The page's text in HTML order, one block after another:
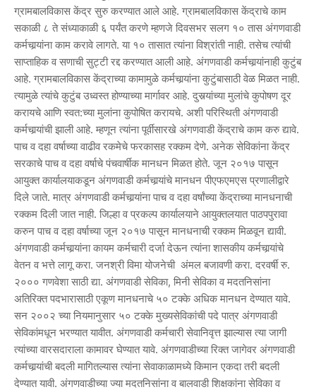
ग्रामबालविकास केंद्र सुरु करण्यात आले आहे. ग्रामबालविकास केंद्राचे काम
सकाळी ८ ते संध्याकाळी ६ पर्यंत करणे म्हणजे दिवसभर सलग १० तास अंगणवाडी
कर्मचार्‍यांना काम करावे लागते. या १० तासात त्यांना विश्रांती नाही. तसेच त्यांची
साप्ताहिक व सणाची सुट्टी रद्द करण्यात आली आहे. अंगणवाडी कर्मचार्‍यांनाही कुटुंब
आहे. ग्रामबालविकास केंद्राच्या कामामुळे कर्मचार्‍यांना कुटुंबासाठी वेळ मिळत नाही.
त्यामुळे त्यांचे कुटुंब उध्वस्त होण्याच्या मार्गावर आहे. दुसर्‍यांच्या मुलांचे कुपोषण दूर
करायचे आणि स्वत:च्या मुलांना कुपोषित करायचे. अशी परिस्थिती अंगणवाडी
कर्मचार्‍यांची झाली आहे. म्हणून त्यांना पूर्वीसारखे अंगणवाडी केंद्राचे काम करु द्यावे.
पाच व दहा वर्षाच्या वाढीव रकमेचे फरकासह रक्कम देणे. अनेक सेविकांना केंद्र
सरकाचे पाच व दहा वर्षाचे पंचवार्षीक मानधन मिळत होते. जून २०१७ पासून
आयुक्त कार्यालयाकडून अंगणवाडी कर्मचार्‍यांचे मानधन पीएफएमएस प्रणालीद्वारे
दिले जाते. मात्र अंगणवाडी कर्मचार्‍यांना पाच व दहा वर्षांच्या केंद्राच्या मानधनाची
रक्कम दिली जात नाही. जिल्हा व प्रकल्प कार्यालयाने आयुक्तलयात पाठपपुरावा
करुन पाच व दहा वर्षाच्या जून २०१७ पासून मानधनाची रक्कम मिळवून द्यावी.
अंगणवाडी कर्मचार्‍यांना कायम कर्मचारी दर्जा देऊन त्यांना शासकीय कर्मचार्‍यांचे
वेतन व भत्ते लागू करा. जनश्री विमा योजनेची अंमल बजावणी करा. दरवर्षी रु.
२००० गणवेशा साठी द्या. अंगणवाडी सेविका, मिनी सेविका व मदतनिसांना
अतिरिक्त पदभारासाठी एकूण मानधनाचे ५० टक्के अधिक मानधन देण्यात यावे.
सन २००२ च्या नियमानुसार ५० टक्के मुख्यसेविकांची पदे पात्र अंगणवाडी
सेविकांमधून भरण्यात यावीत. अंगणवाडी कर्मचारी सेवानिवृत्त झाल्यास त्या जागी
त्यांच्या वारसदाराला कामावर घेण्यात यावे. अंगणवाडीच्या रिक्त जागेवर अंगणवाडी
कर्मचार्‍यांची बदली मागितल्यास त्यांना सेवाकाळामध्ये किमान एकदा तरी बदली
देण्यात यावी. अंगणवाडीच्या ज्या मदतनिसांना व बालवाडी शिक्षकांना सेविका व